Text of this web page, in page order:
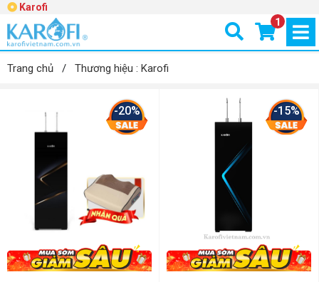
Karofi
1
Trang chủ / Thương hiệu : Karofi
-20% -15%